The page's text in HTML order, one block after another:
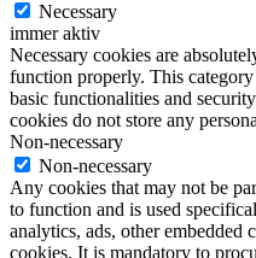
Necessary
immer aktiv
Necessary cookies are
function properly. This
basic functionalities and
cookies do not store any
Non-necessary
Non-necessary
Any cookies that may not be
to function and is used
analytics, ads, other embedded
cookies. It is mandatory to